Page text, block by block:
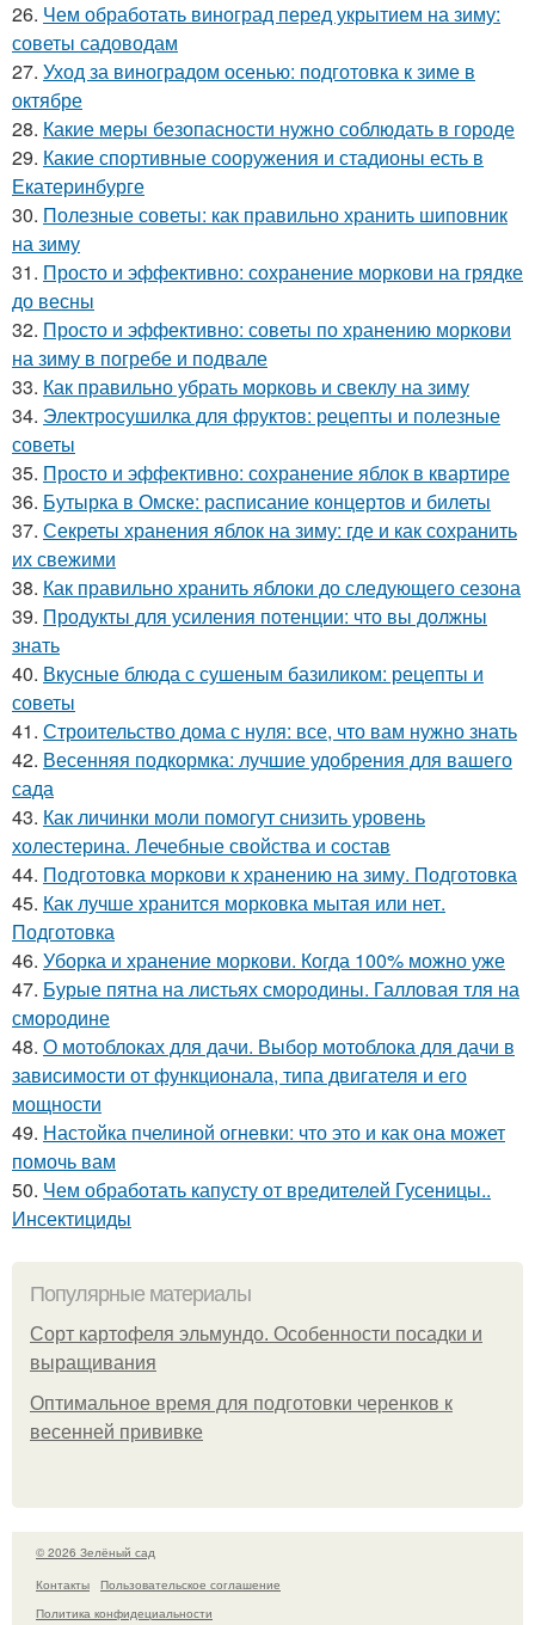
26. Чем обработать виноград перед укрытием на зиму:
советы садоводам
27. Уход за виноградом осенью: подготовка к зиме в
октябре
28. Какие меры безопасности нужно соблюдать в городе
29. Какие спортивные сооружения и стадионы есть в
Екатеринбурге
30. Полезные советы: как правильно хранить шиповник
на зиму
31. Просто и эффективно: сохранение моркови на грядке
до весны
32. Просто и эффективно: советы по хранению моркови
на зиму в погребе и подвале
33. Как правильно убрать морковь и свеклу на зиму
34. Электросушилка для фруктов: рецепты и полезные
советы
35. Просто и эффективно: сохранение яблок в квартире
36. Бутырка в Омске: расписание концертов и билеты
37. Секреты хранения яблок на зиму: где и как сохранить
их свежими
38. Как правильно хранить яблоки до следующего сезона
39. Продукты для усиления потенции: что вы должны
знать
40. Вкусные блюда с сушеным базиликом: рецепты и
советы
41. Строительство дома с нуля: все, что вам нужно знать
42. Весенняя подкормка: лучшие удобрения для вашего
сада
43. Как личинки моли помогут снизить уровень
холестерина. Лечебные свойства и состав
44. Подготовка моркови к хранению на зиму. Подготовка
45. Как лучше хранится морковка мытая или нет.
Подготовка
46. Уборка и хранение моркови. Когда 100% можно уже
47. Бурые пятна на листьях смородины. Галловая тля на
смородине
48. О мотоблоках для дачи. Выбор мотоблока для дачи в
зависимости от функционала, типа двигателя и его
мощности
49. Настойка пчелиной огневки: что это и как она может
помочь вам
50. Чем обработать капусту от вредителей Гусеницы..
Инсектициды
Популярные материалы
Сорт картофеля эльмундо. Особенности посадки и
выращивания
Оптимальное время для подготовки черенков к
весенней прививке
© 2026 Зелёный сад
Контакты
Пользовательское соглашение
Политика конфидециальности